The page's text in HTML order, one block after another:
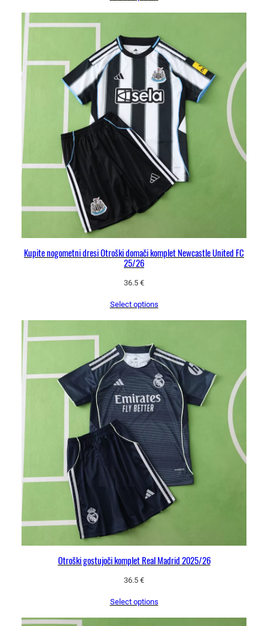
Kupite nogometni dresi Otroški domači komplet Newcastle United FC
25/26
36.5 €
Select options
Otroški gostujoči komplet Real Madrid 2025/26
36.5 €
Select options